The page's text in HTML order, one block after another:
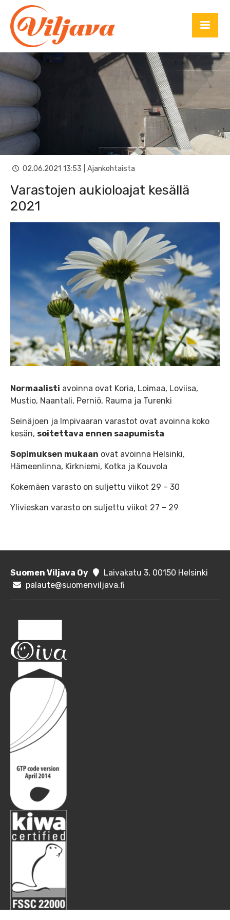
02.06.2021 13:53 | Ajankohtaista
Varastojen aukioloajat kesällä
2021
Normaalisti avoinna ovat Koria, Loimaa, Loviisa,
Mustio, Naantali, Perniö, Rauma ja Turenki
Seinäjoen ja Impivaaran varastot ovat avoinna koko
kesän, soitettava ennen saapumista
Sopimuksen mukaan ovat avoinna Helsinki,
Hämeenlinna, Kirkniemi, Kotka ja Kouvola
Kokemäen varasto on suljettu viikot 29 – 30
Ylivieskan varasto on suljettu viikot 27 – 29
Suomen Viljava Oy
Laivakatu 3, 00150 Helsinki
palaute@suomenviljava.fi